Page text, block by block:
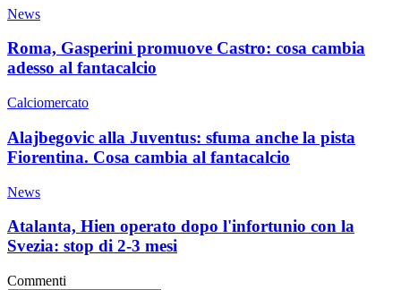
News
Roma, Gasperini promuove Castro: cosa cambia
adesso al fantacalcio
Calciomercato
Alajbegovic alla Juventus: sfuma anche la pista
Fiorentina. Cosa cambia al fantacalcio
News
Atalanta, Hien operato dopo l'infortunio con la
Svezia: stop di 2-3 mesi
Commenti